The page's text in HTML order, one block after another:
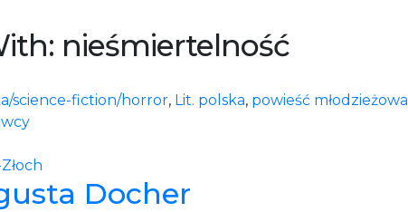
nieśmiertelność
science-fiction/horror, Lit. polska, powieść młodzieżowa
Docher